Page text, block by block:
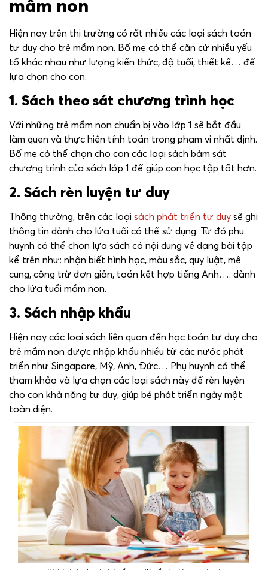
mầm non
Hiện nay trên thị trường có rất nhiều các loại sách toán
tư duy cho trẻ mầm non. Bố mẹ có thể căn cứ nhiều yếu
tố khác nhau như lượng kiến thức, độ tuổi, thiết kế… để
lựa chọn cho con.
1. Sách theo sát chương trình học
Với những trẻ mầm non chuẩn bị vào lớp 1 sẽ bắt đầu
làm quen và thực hiện tính toán trong phạm vi nhất định.
Bố mẹ có thể chọn cho con các loại sách bám sát
chương trình của sách lớp 1 để giúp con học tập tốt hơn.
2. Sách rèn luyện tư duy
Thông thường, trên các loại sách phát triển tư duy sẽ ghi
thông tin dành cho lứa tuổi có thể sử dụng. Từ đó phụ
huynh có thể chọn lựa sách có nội dung về dạng bài tập
kể trên như: nhận biết hình học, màu sắc, quy luật, mê
cung, cộng trừ đơn giản, toán kết hợp tiếng Anh…. dành
cho lứa tuổi mầm non.
3. Sách nhập khẩu
Hiện nay các loại sách liên quan đến học toán tư duy cho
trẻ mầm non được nhập khẩu nhiều từ các nước phát
triển như Singapore, Mỹ, Anh, Đức… Phụ huynh có thể
tham khảo và lựa chọn các loại sách này để rèn luyện
cho con khả năng tư duy, giúp bé phát triển ngày một
toàn diện.